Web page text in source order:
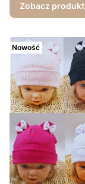
Zobacz produkt
Nowość